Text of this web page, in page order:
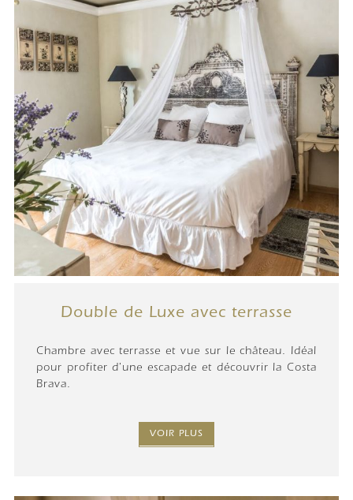
Double de Luxe avec terrasse
Chambre avec terrasse et vue sur le château. Idéal
pour profiter d'une escapade et découvrir la Costa
Brava.
VOIR PLUS